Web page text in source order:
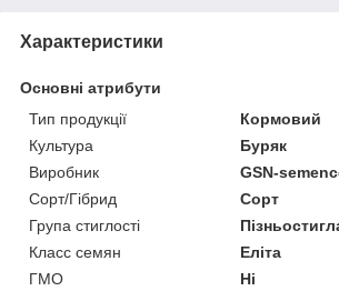
Характеристики
Основні атрибути
Тип продукції
Кормовий
Культура
Буряк
Виробник
GSN-
Сорт/Гібрид
Сорт
Група стиглості
Класс семян
Еліта
ГМО
Ні